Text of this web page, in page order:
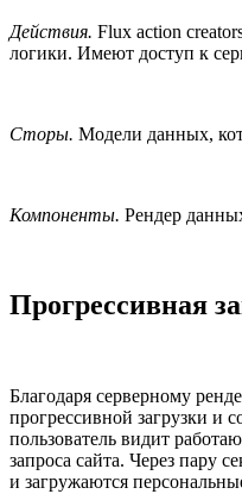
Действия. Flux action
логики. Имеют доступ к
Сторы. Модели данных,
Компоненты. Рендер
Прогрессивная
Благодаря серверному
прогрессивной загрузки и
пользователь видит
запроса сайта. Через пару
и загружаются